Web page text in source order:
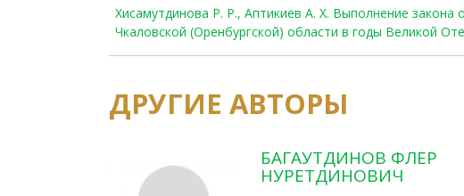
Хисамутдинова Р. Р., Аптикиев А. Х. Выполнение
Чкаловской (Оренбургской) области в годы Великой
ДРУГИЕ АВТОРЫ
БАГАУТДИНОВ ФЛЕР
НУРЕТДИНОВИЧ